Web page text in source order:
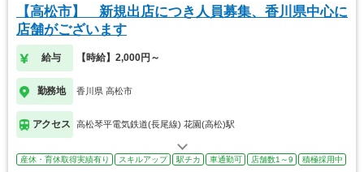
【高松市】 新規出店につき人員募集、香川県中心に
店舗がございます
給与 【時給】2,000円～
勤務地 香川県 高松市
アクセス 高松琴平電気鉄道(長尾線) 花園(高松)駅
産休・育休取得実績有り スキルアップ 駅チカ 車通勤可 店舗数1～9 積極採用中